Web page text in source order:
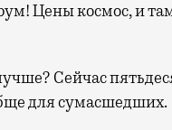
Цены космос, и
Сейчас
для сумасшедших.